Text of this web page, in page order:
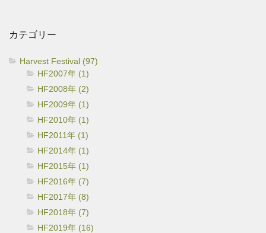
ブ
カテゴリー
Harvest Festival (97)
HF2007年 (1)
HF2008年 (2)
HF2009年 (1)
HF2010年 (1)
HF2011年 (1)
HF2014年 (1)
HF2015年 (1)
HF2016年 (7)
HF2017年 (8)
HF2018年 (7)
HF2019年 (16)